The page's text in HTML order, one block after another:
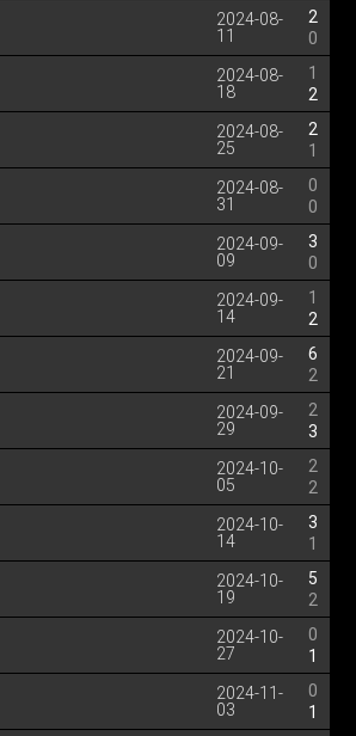
2024-08-
11
2
0
2024-08-
18
1
2
2024-08-
25
2
1
2024-08-
31
0
0
2024-09-
09
3
0
2024-09-
14
1
2
2024-09-
21
6
2
2024-09-
29
2
3
2024-10-
05
2
2
2024-10-
14
3
1
2024-10-
19
5
2
2024-10-
27
0
1
2024-11-
03
0
1